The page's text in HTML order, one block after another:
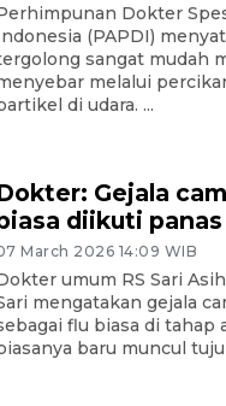
Dokter
(PAPDI)
sangat mudah
melalui
di udara. ...
Gejala
diikuti
March 2026 14:09 WIB
umum RS Sari
mengatakan gejala
flu biasa di tahap
baru muncul